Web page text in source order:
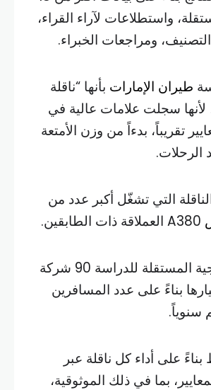
واستطلاعات لآراء القراء،
ومراجعات الخبراء.
طيران الإمارات بأنها “ناقلة
لأنها سجلت علامات عالية في
تقريباً، بدءاً من وزن الأمتعة
الرحلات.
التي تشغّل أكبر عدد من
وشملت المنهجية المستقلة للدراسة 90 شركة
بناءً على عدد المسافرين
سنوياً.
على أداء كل ناقلة عبر
بما في ذلك الموثوقية،